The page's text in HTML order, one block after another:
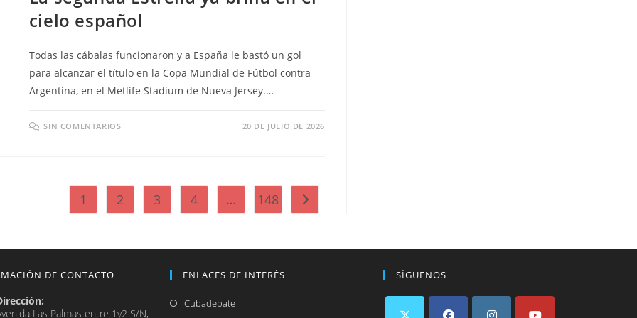
cielo español
Todas las cábalas funcionaron y a España le bastó un gol
para alcanzar el título en la Copa Mundial de Fútbol contra
Argentina, en el Metlife Stadium de Nueva Jersey.…
SIN COMENTARIOS 20 DE JULIO DE 2026
1 2 3 4 … 148 Ir a la página siguiente
DE CONTACTO
Las Palmas entre 1y2 S/N,
ENLACES DE INTERÉS
CubadebateSe
SÍGUENOS